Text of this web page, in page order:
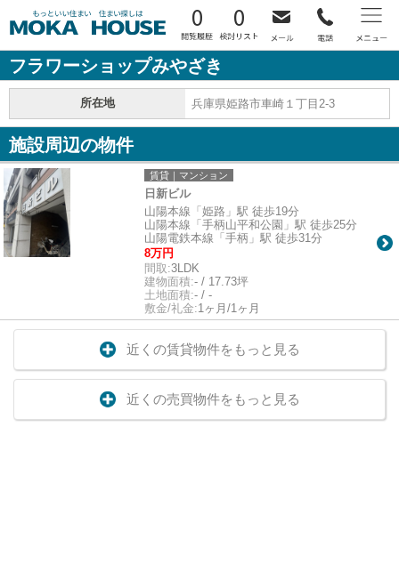
0 0
フラワーショップみやざき
所在地 兵庫県姫路市車崎１丁目2-3
施設周辺の物件
賃貸｜マンション
日新ビル
山陽本線「姫路」駅 徒歩19分
山陽本線「手柄山平和公園」駅 徒歩25分
山陽電鉄本線「手柄」駅 徒歩31分
8万円
間取:3LDK
建物面積:- / 17.73坪
土地面積:- / -
敷金/礼金:1ヶ月/1ヶ月
近くの賃貸物件をもっと見る
近くの売買物件をもっと見る